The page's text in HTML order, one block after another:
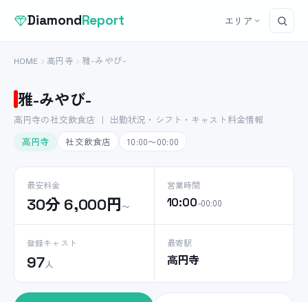
DiamondReport エリア
HOME 高円寺 雅-みやび-
雅-みやび-
高円寺の社交飲食店 ｜ 出勤状況・シフト・キャスト料金情報
高円寺
社交飲食店 10:00〜00:00
最安料金
30分 6,000円〜
営業時間
10:00–00:00
登録キャスト
97人
最寄駅
高円寺